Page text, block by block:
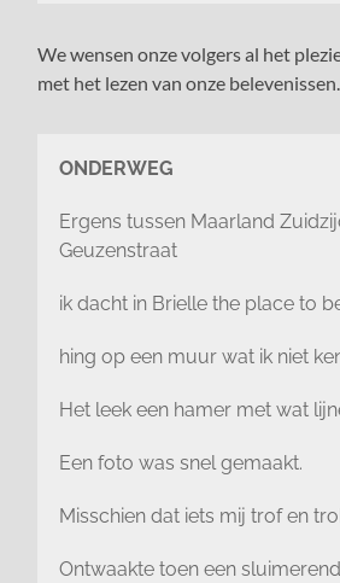
We wensen onze volgers al het
met het lezen van onze belevenissen.
ONDERWEG
Ergens tussen Maarland
Geuzenstraat
ik dacht in Brielle the place to
hing op een muur wat ik niet
Het leek een hamer met wat
Een foto was snel gemaakt.
Misschien dat iets mij trof en
Ontwaakte toen een